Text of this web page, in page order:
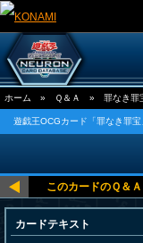
ホーム » Ｑ＆Ａ » 罪なき罪
遊戯王OCGカード「罪なき罪宝
カードテキスト